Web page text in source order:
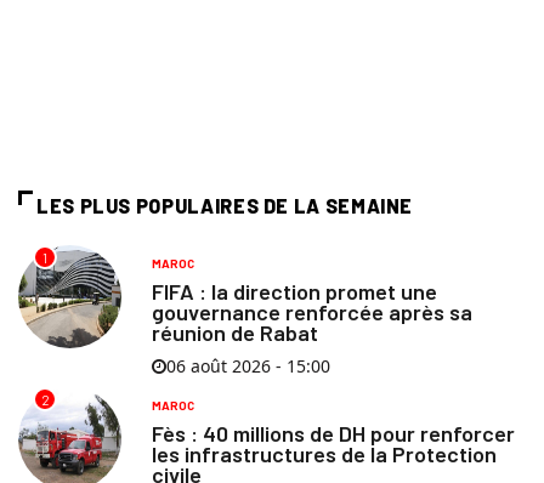
LES PLUS POPULAIRES DE LA SEMAINE
1 MAROC
FIFA : la direction promet une
gouvernance renforcée après sa
réunion de Rabat
06 août 2026 - 15:00
2 MAROC
Fès : 40 millions de DH pour renforcer
les infrastructures de la Protection
civile